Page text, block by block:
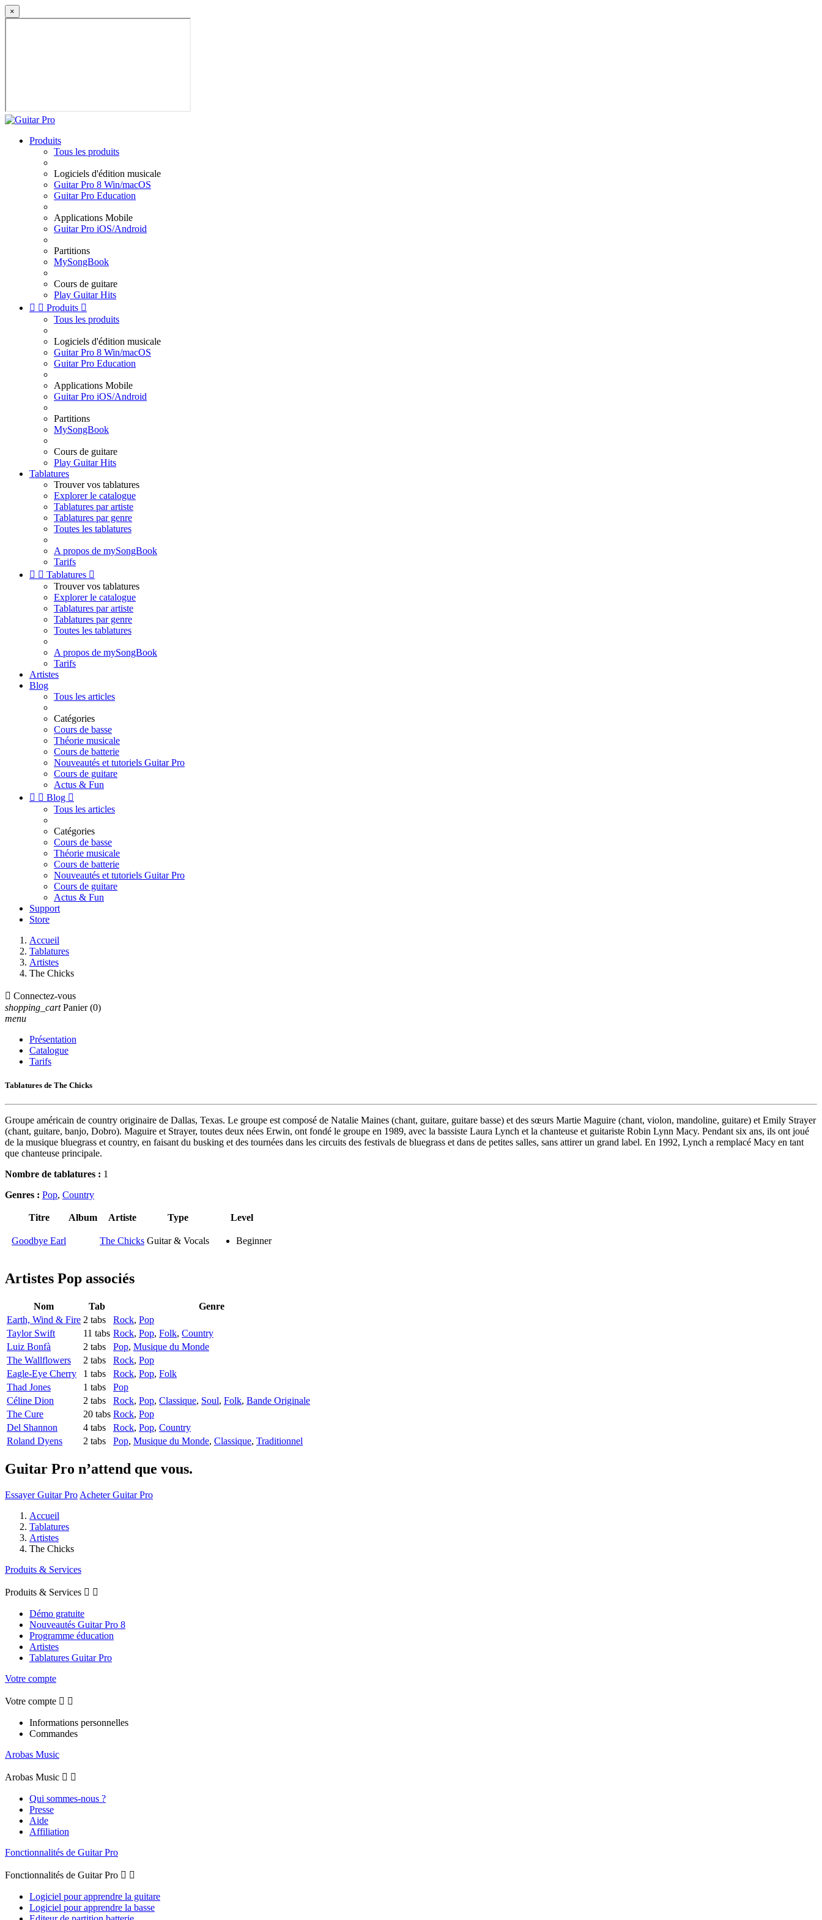
×
Produits
Tous les produits
Logiciels d'édition musicale
Guitar Pro 8 Win/macOS
Guitar Pro Education
Applications Mobile
Guitar Pro iOS/Android
Partitions
MySongBook
Cours de guitare
Play Guitar Hits
  Produits 
Tous les produits
Logiciels d'édition musicale
Guitar Pro 8 Win/macOS
Guitar Pro Education
Applications Mobile
Guitar Pro iOS/Android
Partitions
MySongBook
Cours de guitare
Play Guitar Hits
Tablatures
Trouver vos tablatures
Explorer le catalogue
Tablatures par artiste
Tablatures par genre
Toutes les tablatures
A propos de mySongBook
Tarifs
  Tablatures 
Trouver vos tablatures
Explorer le catalogue
Tablatures par artiste
Tablatures par genre
Toutes les tablatures
A propos de mySongBook
Tarifs
Artistes
Blog
Tous les articles
Catégories
Cours de basse
Théorie musicale
Cours de batterie
Nouveautés et tutoriels Guitar Pro
Cours de guitare
Actus & Fun
  Blog 
Tous les articles
Catégories
Cours de basse
Théorie musicale
Cours de batterie
Nouveautés et tutoriels Guitar Pro
Cours de guitare
Actus & Fun
Support
Store
Accueil
Tablatures
Artistes
The Chicks
 Connectez-vous
shopping_cart Panier (0)
menu
Présentation
Catalogue
Tarifs
Tablatures de The Chicks
Groupe américain de country originaire de Dallas, Texas. Le groupe est composé de Natalie Maines (chant, guitare, guitare basse) et des sœurs Martie Maguire (chant, violon, mandoline, guitare) et Emily Strayer
(chant, guitare, banjo, Dobro). Maguire et Strayer, toutes deux nées Erwin, ont fondé le groupe en 1989, avec la bassiste Laura Lynch et la chanteuse et guitariste Robin Lynn Macy. Pendant six ans, ils ont joué
de la musique bluegrass et country, en faisant du busking et des tournées dans les circuits des festivals de bluegrass et dans de petites salles, sans attirer un grand label. En 1992, Lynch a remplacé Macy en tant
que chanteuse principale.
Nombre de tablatures : 1
Genres : Pop, Country
Titre Album Artiste Type Level
Goodbye Earl The Chicks Guitar & Vocals Beginner
Artistes Pop associés
Nom Tab
Genre
Earth, Wind & Fire 2 tabs Rock, Pop
Taylor Swift
11 tabs Rock, Pop, Folk, Country
Luiz Bonfà
2 tabs Pop, Musique du Monde
The Wallflowers
2 tabs Rock, Pop
Eagle-Eye Cherry
1 tabs Rock, Pop, Folk
Thad Jones
1 tabs
Pop
Céline Dion
2 tabs Rock, Pop, Classique, Soul, Folk, Bande Originale
The Cure
20 tabs Rock, Pop
Del Shannon
4 tabs Rock, Pop, Country
Roland Dyens
2 tabs Pop, Musique du Monde, Classique, Traditionnel
Guitar Pro n’attend que vous.
Essayer Guitar Pro Acheter Guitar Pro
Accueil
Tablatures
Artistes
The Chicks
Produits & Services
Produits & Services  
Démo gratuite
Nouveautés Guitar Pro 8
Programme éducation
Artistes
Tablatures Guitar Pro
Votre compte
Votre compte  
Informations personnelles
Commandes
Arobas Music
Arobas Music  
Qui sommes-nous ?
Presse
Aide
Affiliation
Fonctionnalités de Guitar Pro
Fonctionnalités de Guitar Pro  
Logiciel pour apprendre la guitare
Logiciel pour apprendre la basse